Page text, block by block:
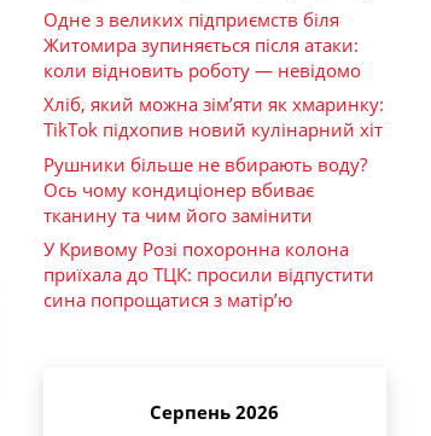
Одне з великих підприємств біля
Житомира зупиняється після атаки:
коли відновить роботу — невідомо
Хліб, який можна зім’яти як хмаринку:
TikTok підхопив новий кулінарний хіт
Рушники більше не вбирають воду?
Ось чому кондиціонер вбиває
тканину та чим його замінити
У Кривому Розі похоронна колона
приїхала до ТЦК: просили відпустити
сина попрощатися з матір’ю
Серпень 2026